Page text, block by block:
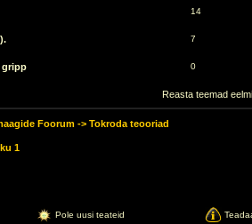
14
7
gripp 0
Reasta teemad
Foorum -> Tokroda teooriad
1
Pole uusi teateid